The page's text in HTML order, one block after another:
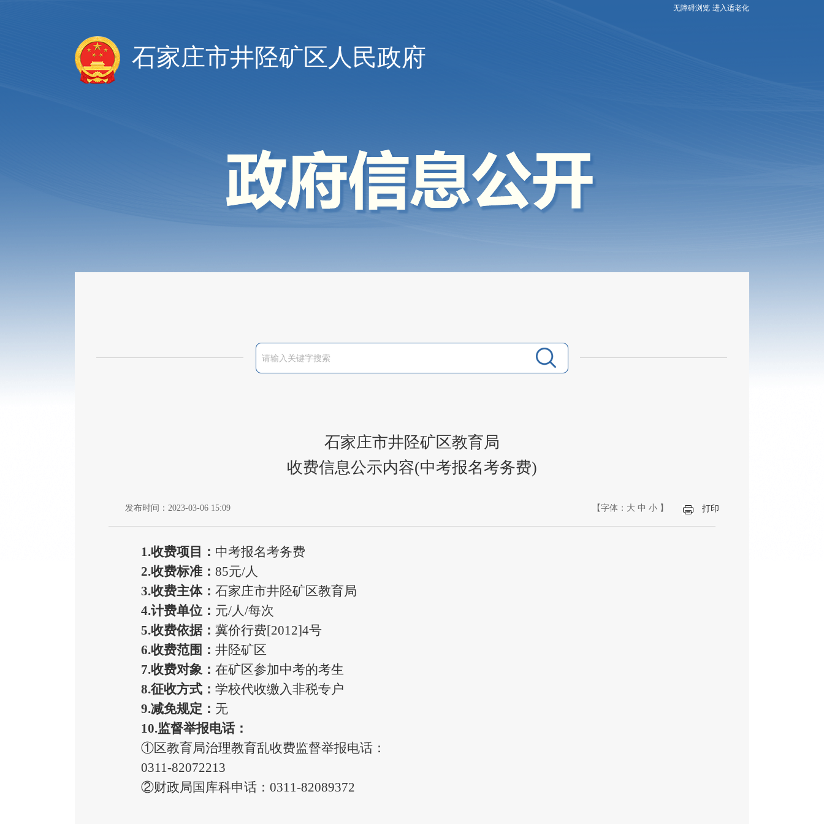
无障碍浏览 进入适老化
石家庄市井陉矿区人民政府
石家庄市井陉矿区教育局
收费信息公示内容(中考报名考务费)
发布时间：2023-03-06 15:09 【字体： 大 中 小 】 打印
1.收费项目： 中考报名考务费
2.收费标准： 85元/人
3.收费主体： 石家庄市井陉矿区教育局
4.计费单位： 元/人/每次
5.收费依据： 冀价行费[2012]4号
6.收费范围： 井陉矿区
7.收费对象： 在矿区参加中考的考生
8.征收方式： 学校代收缴入非税专户
9.减免规定： 无
10.监督举报电话：
①区教育局治理教育乱收费监督举报电话：
0311-82072213
②财政局国库科申话：0311-82089372